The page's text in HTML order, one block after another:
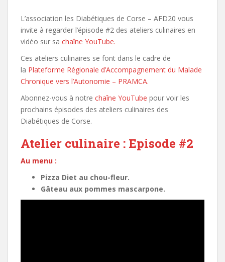
L’association les Diabétiques de Corse – AFD20 vous
invite à regarder l’épisode #2 des ateliers culinaires en
vidéo sur sa chaîne YouTube.
Ces ateliers culinaires se font dans le cadre de
la Plateforme Régionale d’Accompagnement du Malade
Chronique vers l’Autonomie – PRAMCA.
Abonnez-vous à notre chaîne YouTube pour voir les
prochains épisodes des ateliers culinaires des
Diabétiques de Corse.
Atelier culinaire : Episode #2
Au menu :
Pizza Diet au chou-fleur.
Gâteau aux pommes mascarpone.